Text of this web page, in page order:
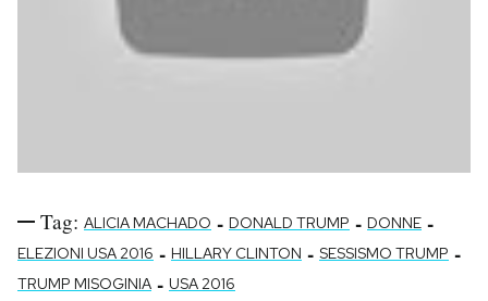
Tag: ALICIA MACHADO - DONALD TRUMP - DONNE -
ELEZIONI USA 2016 - HILLARY CLINTON - SESSISMO TRUMP -
TRUMP MISOGINIA - USA 2016